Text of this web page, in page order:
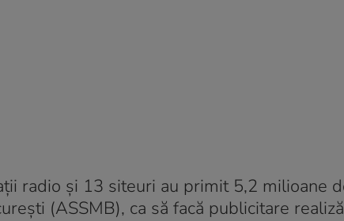
radio și 13 siteuri au primit 5,2 milioane
(ASSMB), ca să facă publicitare